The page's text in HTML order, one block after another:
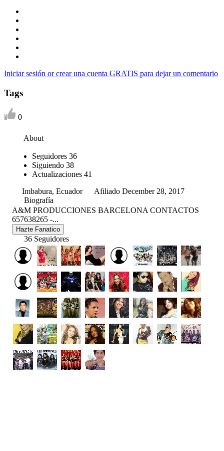
Iniciar sesión or crear una cuenta GRATIS para dejar un comentario
Tags
0
About
Seguidores 36
Siguiendo 38
Actualizaciones 41
Imbabura, Ecuador
Afiliado December 28, 2017
Biografía
A&M PRODUCCIONES BARCELONA CONTACTOS
657638265 -...
Hazte Fanatico
36 Seguidores